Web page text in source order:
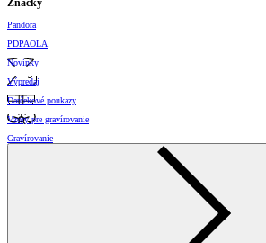
Značky
Pandora
PDPAOLA
Novinky
Výpredaj
Darčekové poukazy
Vzory pre gravírovanie
Gravírovanie